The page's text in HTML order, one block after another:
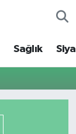
Sağlık